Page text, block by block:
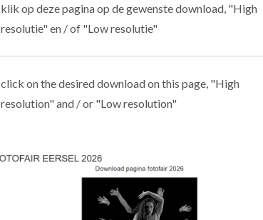
klik op deze pagina op de gewenste download, "High
resolutie" en / of "Low resolutie"
click on the desired download on this page, "High
resolution" and / or "Low resolution"